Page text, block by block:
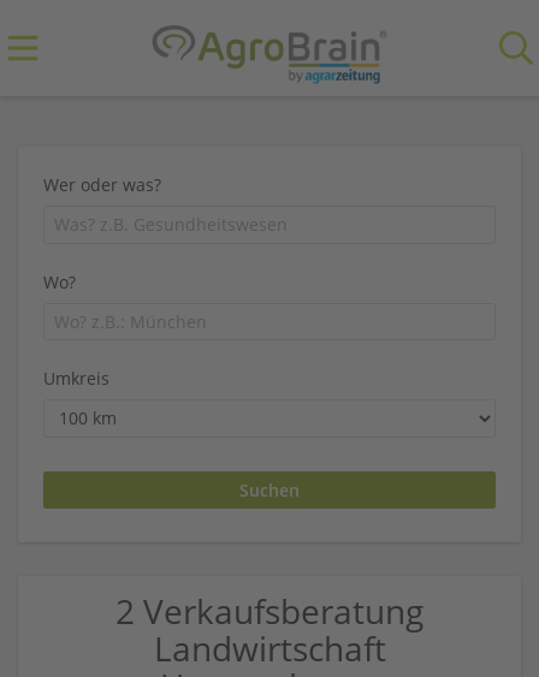
Wer oder was?
Wo?
Umkreis
2 Verkaufsberatung
Landwirtschaft